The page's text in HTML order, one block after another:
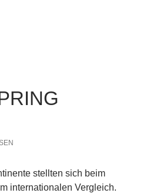
stellten sich beim
internationalen Vergleich.